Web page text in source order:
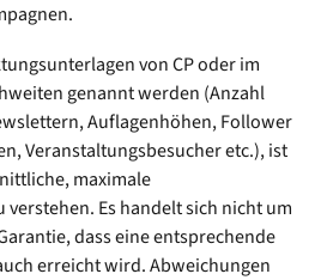
von CP oder im
genannt werden (Anzahl
Auflagenhöhen, Follower
Veranstaltungs­besucher etc.), ist
maximale
Es handelt sich nicht um
dass eine entsprechende
erreicht wird. Abweichungen